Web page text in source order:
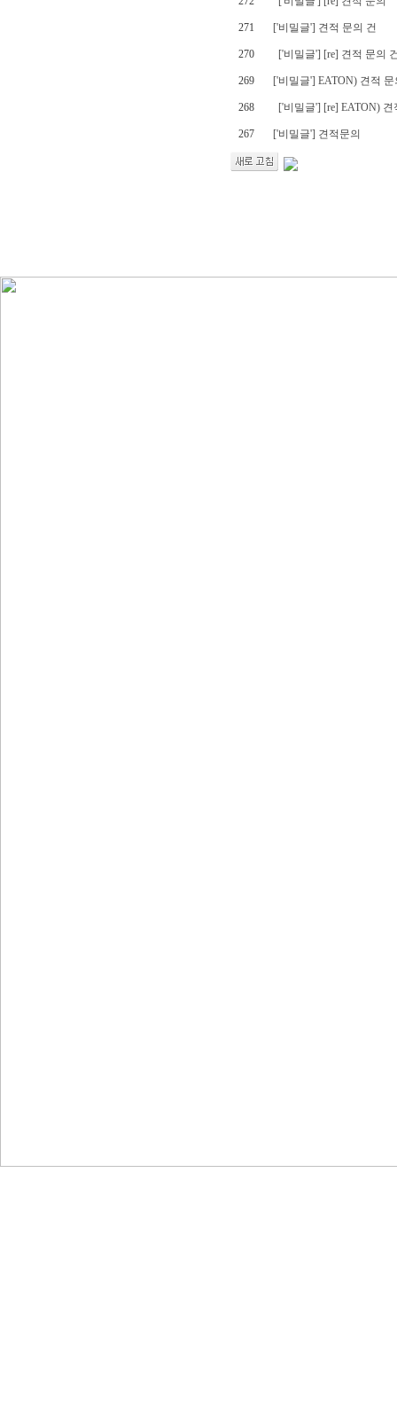
271 ['비밀글'] 견적 문의 건
270 ['비밀글'] [re] 견적 문의
269 ['비밀글'] EATON) 견적
268 ['비밀글'] [re] EATON)
267 ['비밀글'] 견적문의